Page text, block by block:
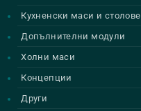
Кухненски маси и столове
Допълнителни модули
Холни маси
Концепции
Други